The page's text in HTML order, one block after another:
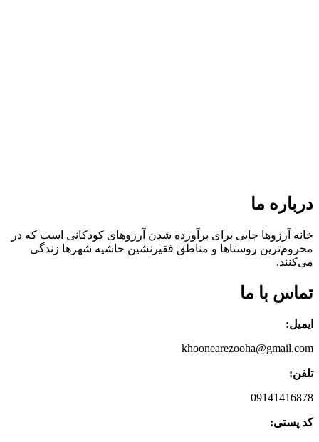
درباره ما
خانه آرزوها جایی برای برآورده شدن آرزوهای کودکانی است که در
محروم‌ترین روستاها و مناطق فقیرنشین حاشیه شهرها زندگی
می‌کنند.‌
تماس با ما
ایمیل:
khoonearezooha@gmail.com
تلفن:
09141416878
کد پستی: